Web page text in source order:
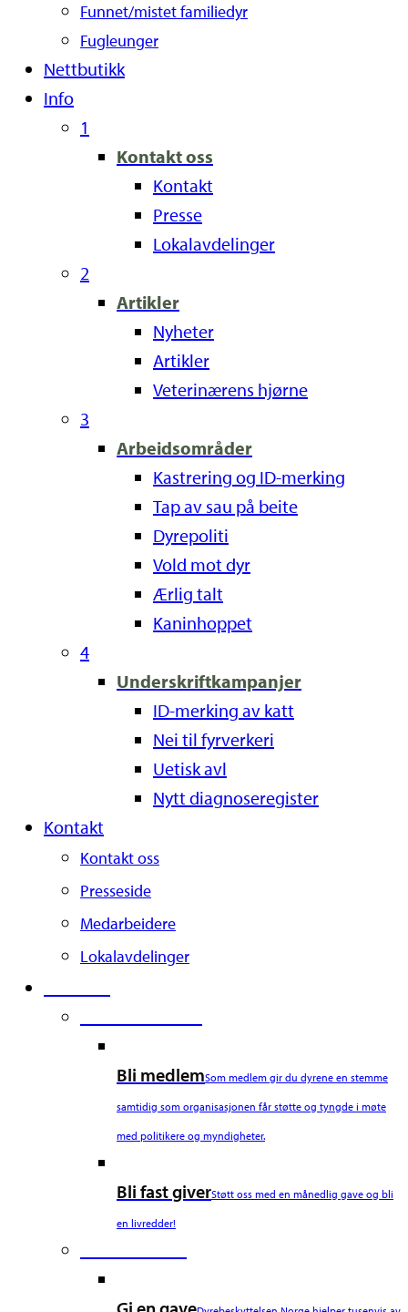
Funnet/mistet familiedyr
Fugleunger
Nettbutikk
Info
1
Kontakt oss
Kontakt
Presse
Lokalavdelinger
2
Artikler
Nyheter
Artikler
Veterinærens hjørne
3
Arbeidsområder
Kastrering og ID-merking
Tap av sau på beite
Dyrepoliti
Vold mot dyr
Ærlig talt
Kaninhoppet
4
Underskriftkampanjer
ID-merking av katt
Nei til fyrverkeri
Uetisk avl
Nytt diagnoseregister
Kontakt
Kontakt oss
Presseside
Medarbeidere
Lokalavdelinger
Bli medlemSom medlem gir du dyrene en stemme
samtidig som organisasjonen får støtte og tyngde i møte
med politikere og myndigheter.
Bli fast giverStøtt oss med en månedlig gave og bli
en livredder!